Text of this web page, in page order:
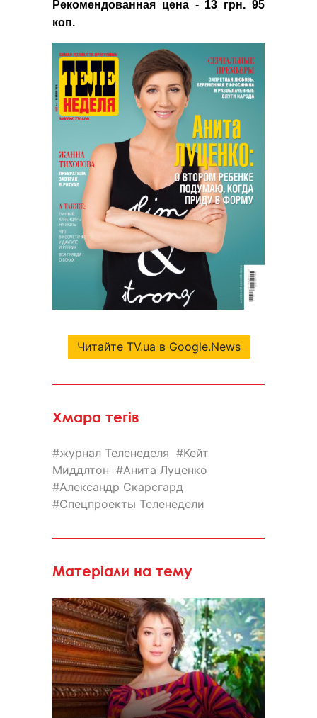
Рекомендованная цена - 13 грн. 95
коп.
Читайте TV.ua в Google.News
Хмара тегів
журнал Теленеделя
Кейт
Миддлтон
Анита Луценко
Александр Скарсгард
Спецпроекты Теленедели
Матеріали на тему